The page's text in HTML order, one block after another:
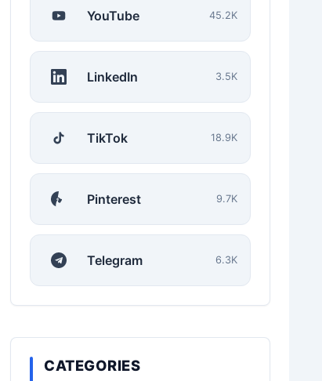
YouTube 45.2K
LinkedIn 3.5K
TikTok 18.9K
Pinterest 9.7K
Telegram 6.3K
CATEGORIES